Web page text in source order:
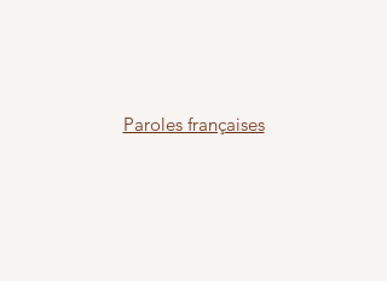
Paroles françaises